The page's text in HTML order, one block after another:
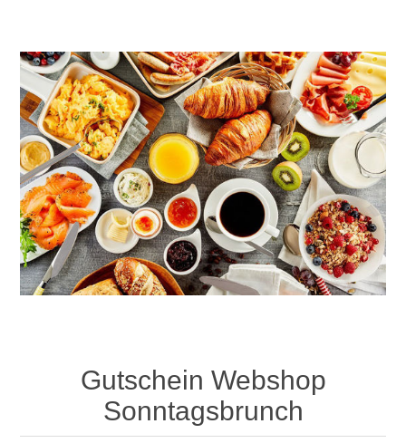
Gutschein Webshop
Sonntagsbrunch